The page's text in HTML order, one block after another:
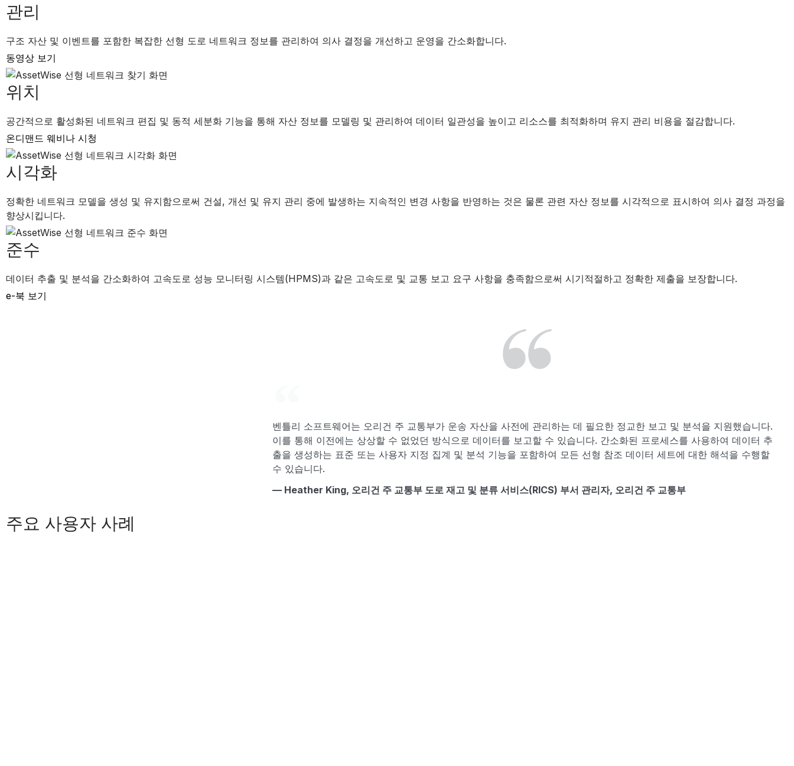
관리
구조 자산 및 이벤트를 포함한 복잡한 선형 도로 네트워크 정보를 관리하여 의사 결정을 개선하고 운영을 간소화합니다.
동영상 보기
위치
공간적으로 활성화된 네트워크 편집 및 동적 세분화 기능을 통해 자산 정보를 모델링 및 관리하여 데이터 일관성을 높이고 리소스를 최적화하며 유지 관리 비용을 절감합니다.
온디맨드 웨비나 시청
시각화
정확한 네트워크 모델을 생성 및 유지함으로써 건설, 개선 및 유지 관리 중에 발생하는 지속적인 변경 사항을 반영하는 것은 물론 관련 자산 정보를 시각적으로 표시하여 의사 결정 과정을
향상시킵니다.
준수
데이터 추출 및 분석을 간소화하여 고속도로 성능 모니터링 시스템(HPMS)과 같은 고속도로 및 교통 보고 요구 사항을 충족함으로써 시기적절하고 정확한 제출을 보장합니다.
e-북 보기
벤틀리 소프트웨어는 오리건 주 교통부가 운송 자산을 사전에 관리하는 데 필요한 정교한 보고 및 분석을 지원했습니다.
이를 통해 이전에는 상상할 수 없었던 방식으로 데이터를 보고할 수 있습니다. 간소화된 프로세스를 사용하여 데이터 추
출을 생성하는 표준 또는 사용자 지정 집계 및 분석 기능을 포함하여 모든 선형 참조 데이터 세트에 대한 해석을 수행할
수 있습니다.
— Heather King, 오리건 주 교통부 도로 재고 및 분류 서비스(RICS) 부서 관리자, 오리건 주 교통부
주요 사용자 사례